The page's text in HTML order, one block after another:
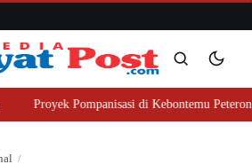
Cari
Pompanisasi di Kebontemu Peterongan